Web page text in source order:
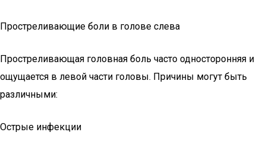
Простреливающие боли в голове слева
Простреливающая головная боль часто односторонняя и
ощущается в левой части головы. Причины могут быть
различными:
Острые инфекции